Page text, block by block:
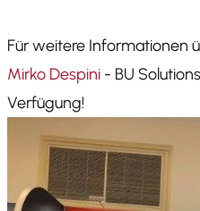
Für weitere Informationen
Mirko Despini - BU
Verfügung!